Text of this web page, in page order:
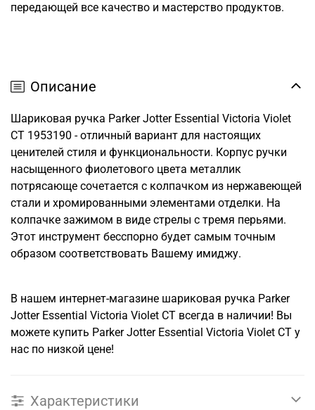
передающей все качество и мастерство продуктов.
Описание
Шариковая ручка Parker Jotter Essential Victoria Violet
CT 1953190 - отличный вариант для настоящих
ценителей стиля и функциональности. Корпус ручки
насыщенного фиолетового цвета металлик
потрясающе сочетается с колпачком из нержавеющей
стали и хромированными элементами отделки. На
колпачке зажимом в виде стрелы с тремя перьями.
Этот инструмент бесспорно будет самым точным
образом соответствовать Вашему имиджу.
В нашем интернет-магазине шариковая ручка Parker
Jotter Essential Victoria Violet CT всегда в наличии! Вы
можете купить Parker Jotter Essential Victoria Violet CT у
нас по низкой цене!
Характеристики